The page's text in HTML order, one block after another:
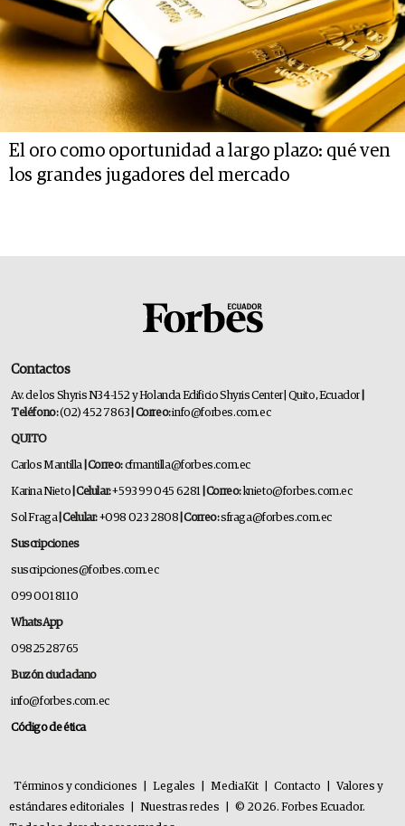
El oro como oportunidad a largo plazo: qué ven
los grandes jugadores del mercado
Contactos
Av. de los Shyris N34-152 y Holanda Edificio Shyris Center | Quito, Ecuador
Teléfono:(02) 452 7863 | Correo:info@forbes.com.ec
QUITO
Carlos Mantilla | Correo:cfmantilla@forbes.com.ec
Karina Nieto | Celular:+593 99 045 6281 | Correo:knieto@forbes.com.ec
Sol Fraga| Celular:+098 023 2808 | Correo:sfraga@forbes.com.ec
Suscripciones
suscripciones@forbes.com.ec
099 001 8110
WhatsApp
0982528765
Buzón ciudadano
info@forbes.com.ec
Código de ética
Términos y condiciones Legales MediaKit Contacto
Valores y
estándares editoriales
Nuestras redes
© 2026. Forbes Ecuador.